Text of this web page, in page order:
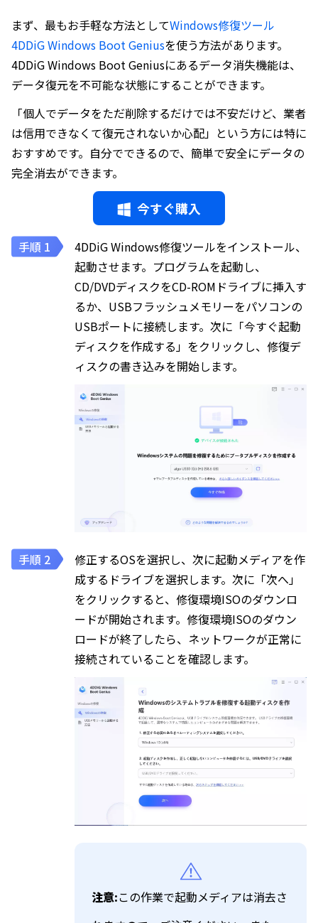
まず、最もお手軽な方法としてWindows修復ツール
4DDiG Windows Boot Geniusを使う方法があります。
4DDiG Windows Boot Geniusにあるデータ消失機能は、
データ復元を不可能な状態にすることができます。
「個人でデータをただ削除するだけでは不安だけど、業者
は信用できなくて復元されないか心配」という方には特に
おすすめです。自分でできるので、簡単で安全にデータの
完全消去ができます。
今すぐ購入
4DDiG Windows修復ツールをインストール、
起動させます。プログラムを起動し、
CD/DVDディスクをCD-ROMドライブに挿入す
るか、USBフラッシュメモリーをパソコンの
USBポートに接続します。次に「今すぐ起動
ディスクを作成する」をクリックし、修復デ
ィスクの書き込みを開始します。
修正するOSを選択し、次に起動メディアを作
成するドライブを選択します。次に「次へ」
をクリックすると、修復環境ISOのダウンロ
ードが開始されます。修復環境ISOのダウン
ロードが終了したら、ネットワークが正常に
接続されていることを確認します。
注意:この作業で起動メディアは消去さ